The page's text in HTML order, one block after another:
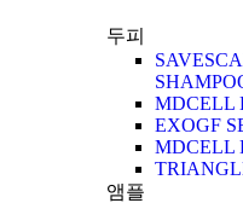
두피
MDCELL
EXOGF
MDCELL
앰플